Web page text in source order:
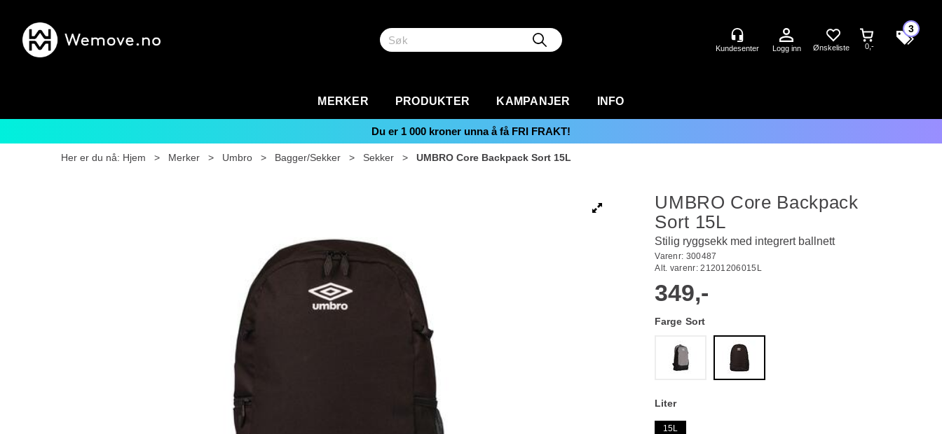
Logg inn 0,-
3
MERKER PRODUKTER KAMPANJER INFO
Du er 1 000 kroner unna å få FRI FRAKT!
Her er du nå: Hjem > Merker > Umbro > Bagger/Sekker > Sekker > UMBRO Core Backpack Sort 15L
UMBRO Core Backpack
Sort 15L
Stilig ryggsekk med integrert ballnett
Varenr: 300487
Alt. varenr:21201206015L
349,-
Farge Sort
Liter
15L